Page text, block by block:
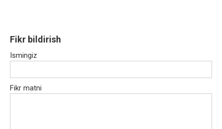
Fikr bildirish
Ismingiz
Fikr matni